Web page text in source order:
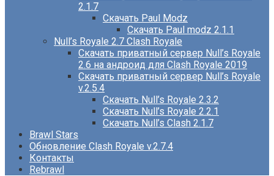
2.1.7
Скачать Paul Modz
Скачать Paul modz 2.1.1
Null’s Royale 2.7 Clash Royale
Скачать приватный сервер Null’s Royale
2.6 на андроид для Clash Royale 2019
Скачать приватный сервер Null’s Royale
v.2.5.4
Скачать Null’s Royale 2.3.2
Скачать Null’s Royale 2.2.1
Скачать Null’s Clash 2.1.7
Brawl Stars
Обновление Clash Royale v.2.7.4
Контакты
Rebrawl